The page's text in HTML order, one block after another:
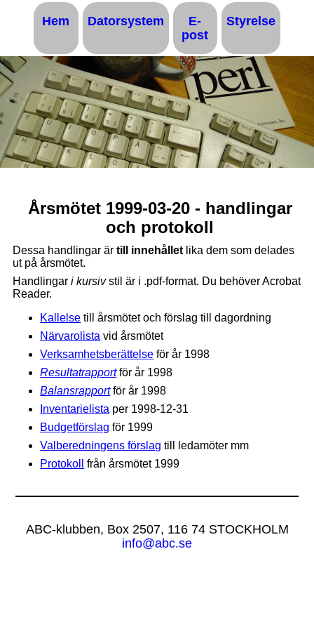
Hem Datorsystem
E-
post
Styrelse
Årsmötet 1999-03-20 - handlingar
och protokoll
Dessa handlingar är till innehålletlika dem som delades
ut på årsmötet.
Handlingar i kursivstil är i .pdf-format. Du behöver Acrobat
Reader.
Kallelse till årsmötet och förslag till dagordning
Närvarolista vid årsmötet
Verksamhetsberättelse för år 1998
Resultatrapportför år 1998
Balansrapportför år 1998
Inventarielista per 1998-12-31
Budgetförslag för 1999
Valberedningens förslag till ledamöter mm
Protokoll
från årsmötet 1999
ABC-klubben, Box 2507, 116 74 STOCKHOLM
info@abc.se